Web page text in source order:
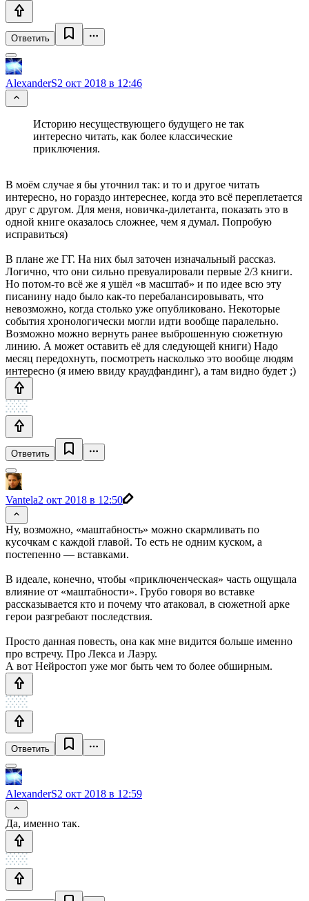
Ответить
AlexanderS2 окт 2018 в 12:46
Историю несуществующего будущего не так
интересно читать, как более классические
приключения.
В моём случае я бы уточнил так: и то и другое читать
интересно, но гораздо интереснее, когда это всё переплетается
друг с другом. Для меня, новичка-дилетанта, показать это в
одной книге оказалось сложнее, чем я думал. Попробую
исправиться)
В плане же ГГ. На них был заточен изначальный рассказ.
Логично, что они сильно превуалировали первые 2/3 книги.
Но потом-то всё же я ушёл «в масштаб» и по идее всю эту
писанину надо было как-то перебалансировывать, что
невозможно, когда столько уже опубликовано. Некоторые
события хронологически могли идти вообще паралельно.
Возможно можно вернуть ранее выброшенную сюжетную
линию. А может оставить её для следующей книги) Надо
месяц передохнуть, посмотреть насколько это вообще людям
интересно (я имею ввиду краудфандинг), а там видно будет ;)
Ответить
Vantela2 окт 2018 в 12:50
Ну, возможно, «маштабность» можно скармливать по
кусочкам с каждой главой. То есть не одним куском, а
постепенно — вставками.
В идеале, конечно, чтобы «приключенческая» часть ощущала
влияние от «маштабности». Грубо говоря во вставке
рассказывается кто и почему что атаковал, в сюжетной арке
герои разгребают последствия.
Просто данная повесть, она как мне видится больше именно
про встречу. Про Лекса и Лаэру.
А вот Нейростоп уже мог быть чем то более обширным.
Ответить
AlexanderS2 окт 2018 в 12:59
Да, именно так.